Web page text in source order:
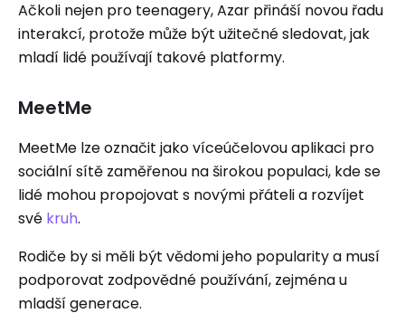
Ačkoli nejen pro teenagery, Azar přináší novou řadu
interakcí, protože může být užitečné sledovat, jak
mladí lidé používají takové platformy.
MeetMe
MeetMe lze označit jako víceúčelovou aplikaci pro
sociální sítě zaměřenou na širokou populaci, kde se
lidé mohou propojovat s novými přáteli a rozvíjet
své kruh.
Rodiče by si měli být vědomi jeho popularity a musí
podporovat zodpovědné používání, zejména u
mladší generace.